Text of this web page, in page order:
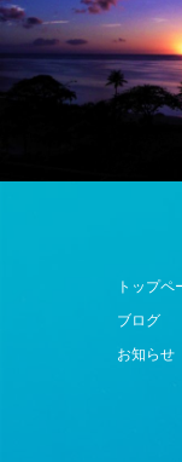
トップペ
ブログ
お知らせ